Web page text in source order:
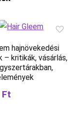
hajnövekedési
– kritikák, vásárlás,
Ft